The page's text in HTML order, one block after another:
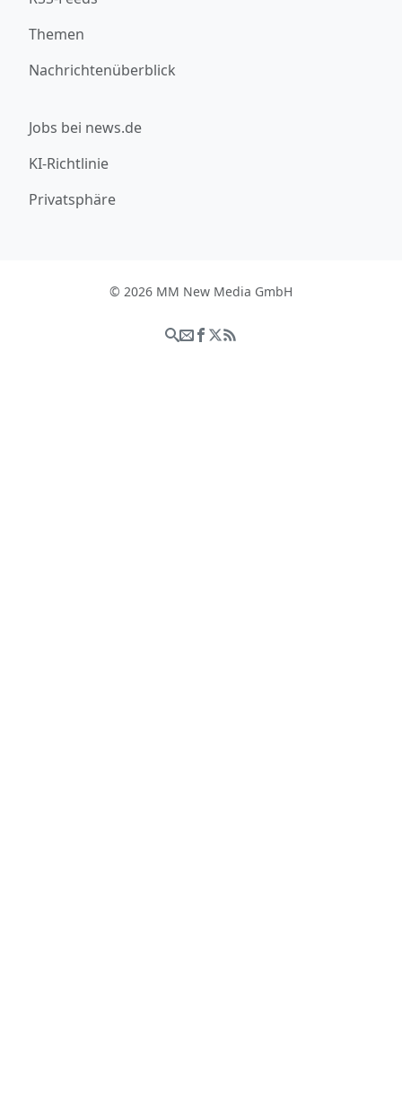
Themen
Nachrichtenüberblick
Jobs bei news.de
KI-Richtlinie
Privatsphäre
© 2026 MM New Media GmbH